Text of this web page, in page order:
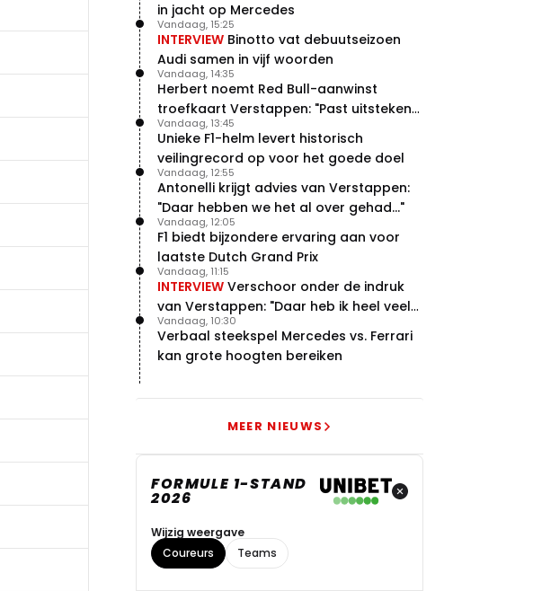
in jacht op Mercedes
INTERVIEW Binotto vat debuutseizoen
Audi samen in vijf woorden
Vandaag, 15:25
Herbert noemt Red Bull-aanwinst
troefkaart Verstappen: "Past uitstekend
bij Red Bull"
Vandaag, 14:35
Unieke F1-helm levert historisch
veilingrecord op voor het goede doel
Vandaag, 13:45
Antonelli krijgt advies van Verstappen:
"Daar hebben we het al over gehad..."
Vandaag, 12:55
F1 biedt bijzondere ervaring aan voor
laatste Dutch Grand Prix
Vandaag, 12:05
INTERVIEW Verschoor onder de indruk
van Verstappen: "Daar heb ik heel veel
respect voor"
Vandaag, 11:15
Verbaal steekspel Mercedes vs. Ferrari
kan grote hoogten bereiken
Vandaag, 10:30
MEER NIEUWS
FORMULE 1-STAND
2026
Wijzig weergave
Coureurs
Teams